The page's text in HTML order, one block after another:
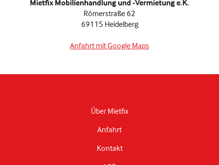
Mietfix Mobilienhandlung und -Vermietung e.K.
Römerstraße 62
69115 Heidelberg
Anfahrt mit Google Maps
Über Mietfix
Anfahrt
Kontakt